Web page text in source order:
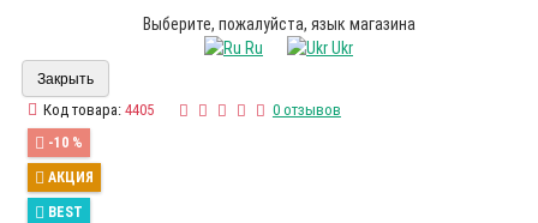
Выберите, пожалуйста, язык магазина
Ru
Ukr
Закрыть
Код товара: 4405 0 отзывов
-10 %
АКЦИЯ
BEST